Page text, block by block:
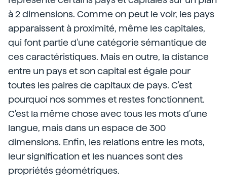
à 2 dimensions. Comme on peut le voir, les pays
apparaissent à proximité, même les capitales,
qui font partie d'une catégorie sémantique de
ces caractéristiques. Mais en outre, la distance
entre un pays et son capital est égale pour
toutes les paires de capitaux de pays. C'est
pourquoi nos sommes et restes fonctionnent.
C'est la même chose avec tous les mots d'une
langue, mais dans un espace de 300
dimensions. Enfin, les relations entre les mots,
leur signification et les nuances sont des
propriétés géométriques.